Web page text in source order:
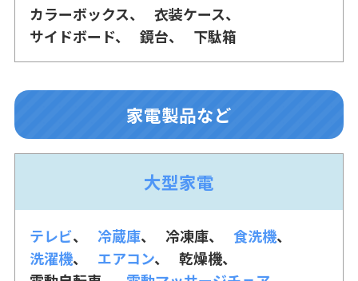
カラーボックス
衣装ケース
サイドボード
鏡台 下駄箱
家電製品など
大型家電
テレビ 冷蔵庫 冷凍庫
食洗機
洗濯機
エアコン
乾燥機